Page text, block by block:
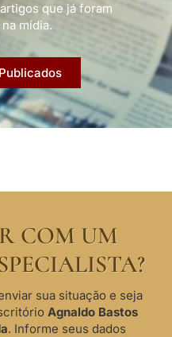
que já foram
mídia.
COM UM
sua situação e seja
Agnaldo Bastos
. Informe seus dados